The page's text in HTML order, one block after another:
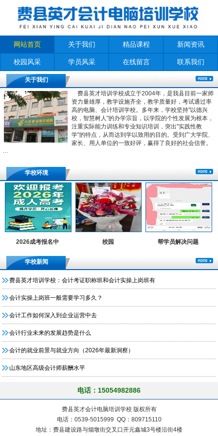
网站首页 关于我们 精品课程 新闻资讯
校园风采 学员风采 在线留言 联系我们
关于我们
费县英才培训学校成立于2004年，是我县目前一家师
资力量雄厚，教学设施齐全，教学质量好，考试通过率
高的电脑、会计培训学校。多年来，学校坚持"以德兴
校，智慧树人"的办学宗旨，以学院的个性发展为根本，
注重实际能力训练和专业知识培训，突出"实践性教
学"的特点，从而达到学以致用的目的。受到广大学院、
家长、用人单位的一致好评，赢得了良好的社会信誉。
…
学校环境
2026成考报名中 校园 帮学员解决问题
学校新闻
费县英才培训学校：会计考证职称班和会计实操上岗班有
会计实操上岗班一般需要学习多久？
会计工作如何深入到企业运营中去
会计行业未来的发展趋势是什么
会计的就业前景与就业方向（2026年最新洞察）
山东地区高级会计师薪酬水平
电话：15054982886
费县英才会计电脑培训学校 版权所有
电话：0539-5015999 QQ：809715110
地址：费县建设路与烟墩街交叉口开元鑫城3号楼沿街4楼